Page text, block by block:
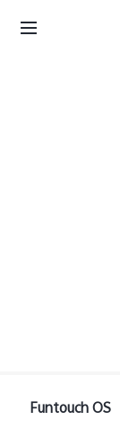
Funtouch OS